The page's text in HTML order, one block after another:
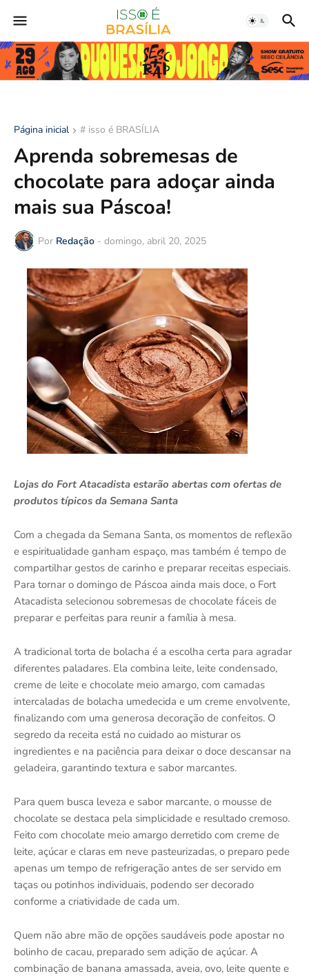
Página inicial # isso é BRASÍLIA
Aprenda sobremesas de
chocolate para adoçar ainda
mais sua Páscoa!
Por Redação - domingo, abril 20, 2025
Lojas do Fort Atacadista estarão abertas com ofertas de
produtos típicos da Semana Santa
Com a chegada da Semana Santa, os momentos de reflexão
e espiritualidade ganham espaço, mas também é tempo de
compartilhar gestos de carinho e preparar receitas especiais.
Para tornar o domingo de Páscoa ainda mais doce, o Fort
Atacadista selecionou sobremesas de chocolate fáceis de
preparar e perfeitas para reunir a família à mesa.
A tradicional torta de bolacha é a escolha certa para agradar
diferentes paladares. Ela combina leite, leite condensado,
creme de leite e chocolate meio amargo, com camadas
intercaladas de bolacha umedecida e um creme envolvente,
finalizando com uma generosa decoração de confeitos. O
segredo da receita está no cuidado ao misturar os
ingredientes e na paciência para deixar o doce descansar na
geladeira, garantindo textura e sabor marcantes.
Para quem busca leveza e sabor marcante, o mousse de
chocolate se destaca pela simplicidade e resultado cremoso.
Feito com chocolate meio amargo derretido com creme de
leite, açúcar e claras em neve pasteurizadas, o preparo pede
apenas um tempo de refrigeração antes de ser servido em
taças ou potinhos individuais, podendo ser decorado
conforme a criatividade de cada um.
Quem não abre mão de opções saudáveis pode apostar no
bolinho de cacau, preparado sem adição de açúcar. A
combinação de banana amassada, aveia, ovo, leite quente e